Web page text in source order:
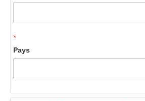
*
Pays